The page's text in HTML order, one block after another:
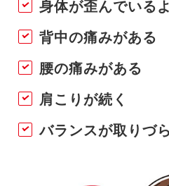
身体が歪んでいる
背中の痛みがある
腰の痛みがある
肩こりが続く
バランスが取りづ